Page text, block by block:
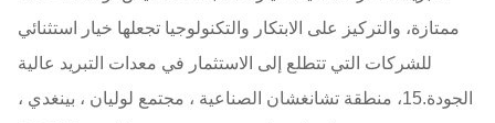
ممتازة، والتركيز على الابتكار والتكنولوجيا تجعلها خيار استثنائي
للشركات التي تتطلع إلى الاستثمار في معدات التبريد عالية
الجودة.15، منطقة تشانغشان الصناعية ، مجتمع لوليان ، بينغدي ،